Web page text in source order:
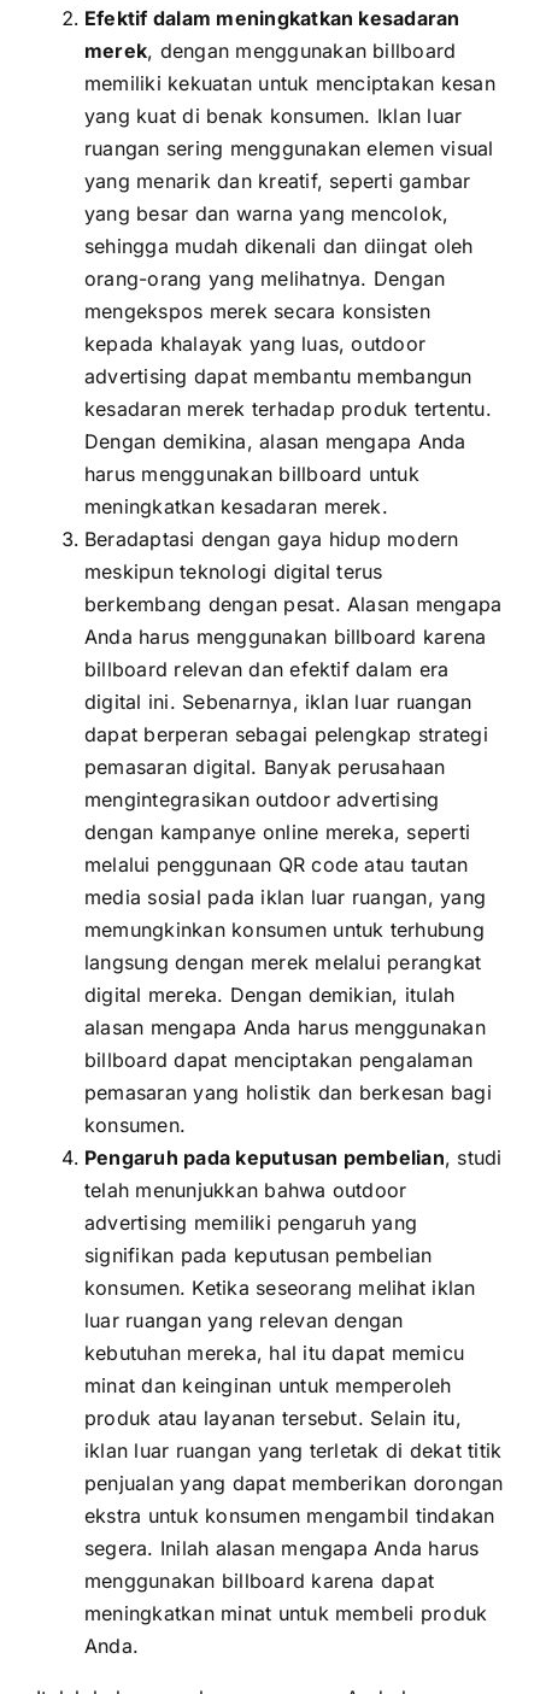
Efektif dalam meningkatkan kesadaran
merek, dengan menggunakan billboard
memiliki kekuatan untuk menciptakan kesan
yang kuat di benak konsumen. Iklan luar
ruangan sering menggunakan elemen visual
yang menarik dan kreatif, seperti gambar
yang besar dan warna yang mencolok,
sehingga mudah dikenali dan diingat oleh
orang-orang yang melihatnya. Dengan
mengekspos merek secara konsisten
kepada khalayak yang luas, outdoor
advertising dapat membantu membangun
kesadaran merek terhadap produk tertentu.
Dengan demikina, alasan mengapa Anda
harus menggunakan billboard untuk
meningkatkan kesadaran merek.
Beradaptasi dengan gaya hidup modern
meskipun teknologi digital terus
berkembang dengan pesat. Alasan mengapa
Anda harus menggunakan billboard karena
billboard relevan dan efektif dalam era
digital ini. Sebenarnya, iklan luar ruangan
dapat berperan sebagai pelengkap strategi
pemasaran digital. Banyak perusahaan
mengintegrasikan outdoor advertising
dengan kampanye online mereka, seperti
melalui penggunaan QR code atau tautan
media sosial pada iklan luar ruangan, yang
memungkinkan konsumen untuk terhubung
langsung dengan merek melalui perangkat
digital mereka. Dengan demikian, itulah
alasan mengapa Anda harus menggunakan
billboard dapat menciptakan pengalaman
pemasaran yang holistik dan berkesan bagi
konsumen.
Pengaruh pada keputusan pembelian, studi
telah menunjukkan bahwa outdoor
advertising memiliki pengaruh yang
signifikan pada keputusan pembelian
konsumen. Ketika seseorang melihat iklan
luar ruangan yang relevan dengan
kebutuhan mereka, hal itu dapat memicu
minat dan keinginan untuk memperoleh
produk atau layanan tersebut. Selain itu,
iklan luar ruangan yang terletak di dekat titik
penjualan yang dapat memberikan dorongan
ekstra untuk konsumen mengambil tindakan
segera. Inilah alasan mengapa Anda harus
menggunakan billboard karena dapat
meningkatkan minat untuk membeli produk
Anda.